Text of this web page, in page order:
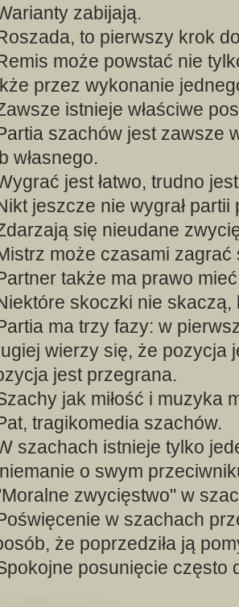
zabijają.
to pierwszy krok
może powstać nie
przez wykonanie
istnieje właściwe
szachów jest zawsze
własnego.
jest łatwo, trudno
jeszcze nie wygrał
się nieudane
może czasami zagrać
także ma prawo
skoczki nie skaczą,
ma trzy fazy: w
wierzy się, że pozycja
jest przegrana.
jak miłość i muzyka
tragikomedia szachów.
szachach istnieje tylko
o swym
zwycięstwo" w
w szachach
że poprzedziła ją
posunięcie często